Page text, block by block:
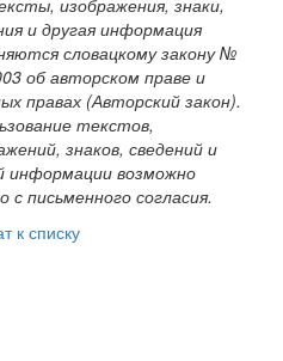
изображения, знаки,
и другая информация
словацкому закону №
об авторском праве и
правах (Авторский закон).
текстов,
знаков, сведений и
информации возможно
с письменного согласия.
к списку